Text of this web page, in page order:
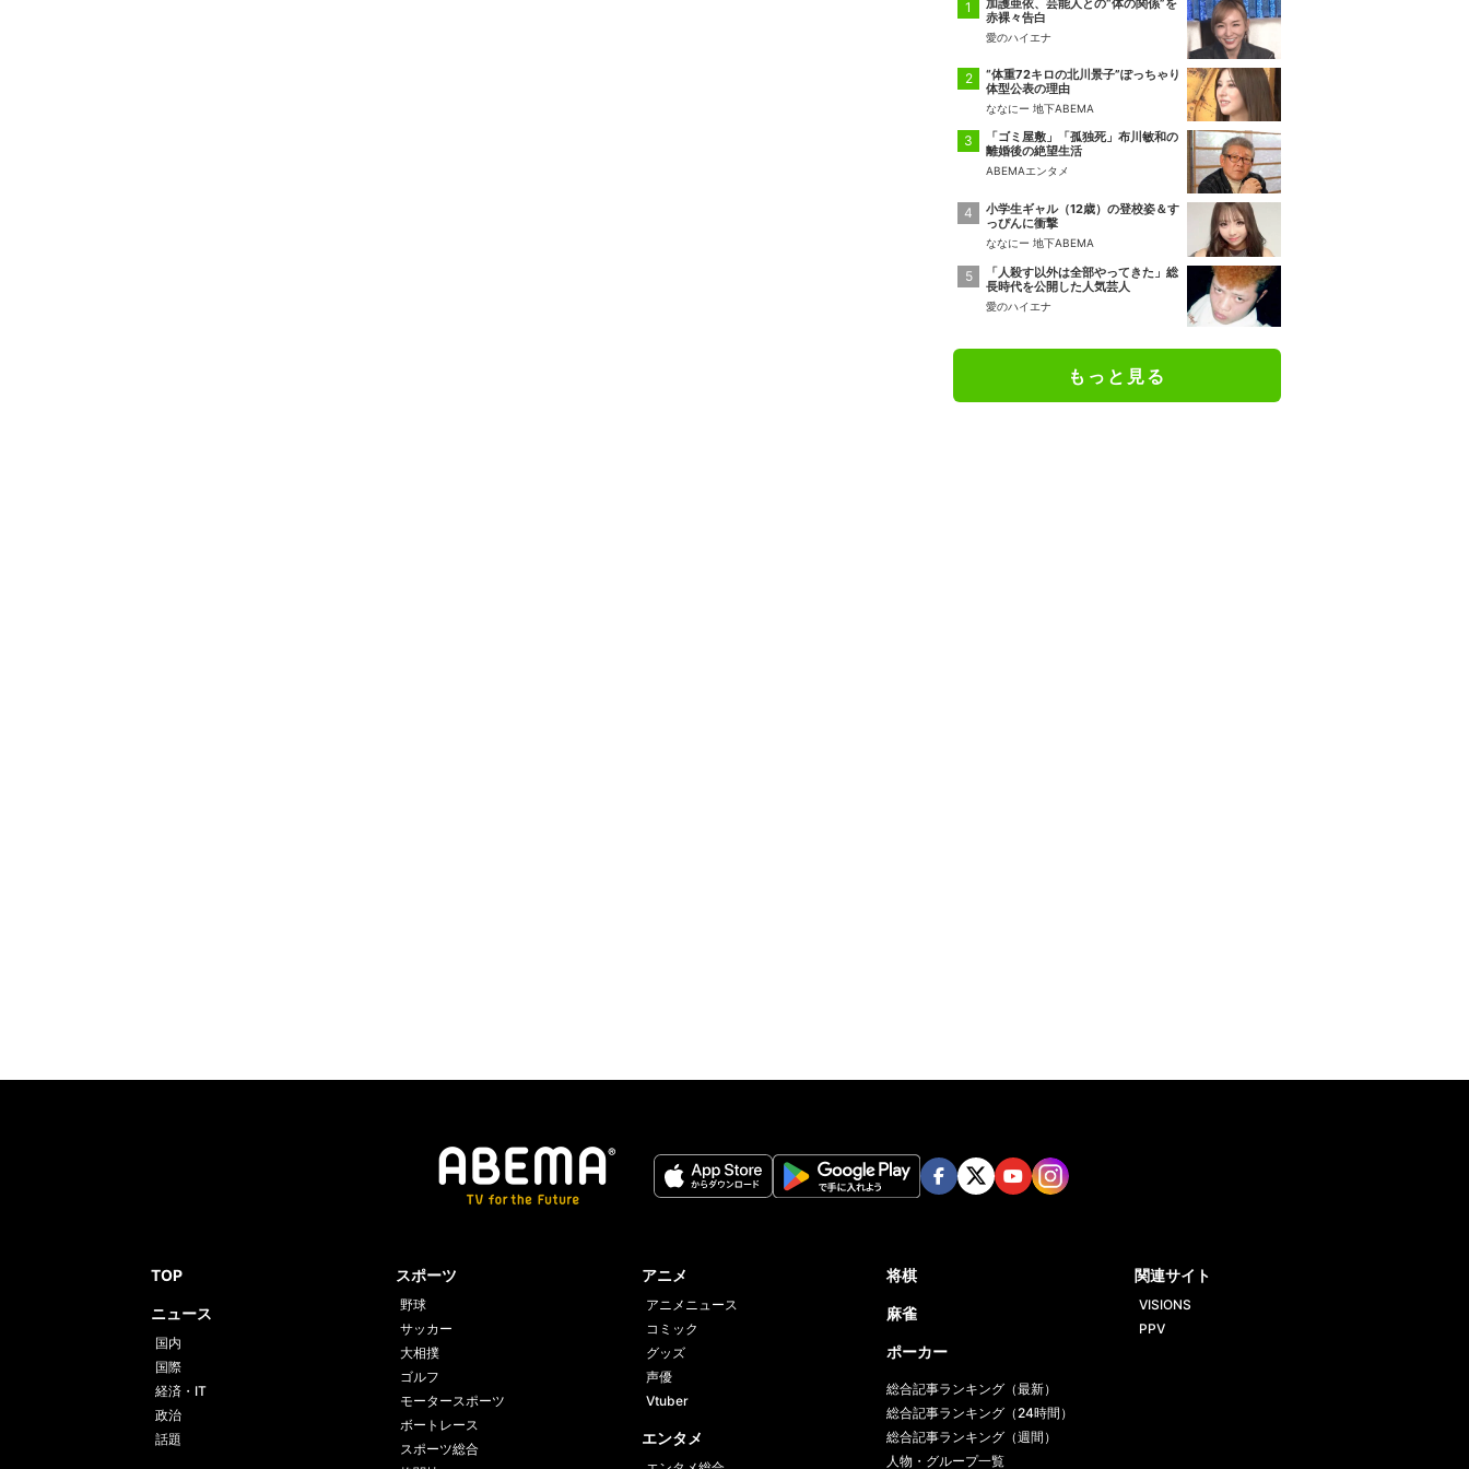
加護亜依、芸能人との“体の関係”を
赤裸々告白
愛のハイエナ
“体重72キロの北川景子”ぽっちゃり
体型公表の理由
ななにー 地下ABEMA
「ゴミ屋敷」「孤独死」布川敏和の
離婚後の絶望生活
ABEMAエンタメ
小学生ギャル（12歳）の登校姿＆す
っぴんに衝撃
ななにー 地下ABEMA
「人殺す以外は全部やってきた」総
長時代を公開した人気芸人
愛のハイエナ
もっと見る
TOP
ニュース
国内
国際
経済・IT
政治
話題
スポーツ
野球
サッカー
大相撲
ゴルフ
モータースポーツ
ボートレース
スポーツ総合
アニメ
アニメニュース
コミック
グッズ
声優
Vtuber
エンタメ
将棋
麻雀
ポーカー
総合記事ランキング（最新）
総合記事ランキング（24時間）
総合記事ランキング（週間）
人物・グループ一覧
関連サイト
VISIONS
PPV